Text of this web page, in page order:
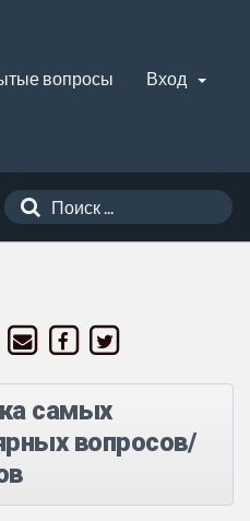
вопросы Вход
самых
вопросов/